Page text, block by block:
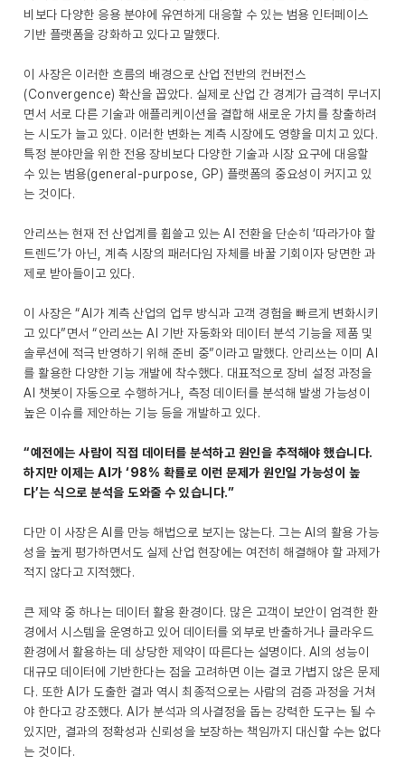
비보다 다양한 응용 분야에 유연하게 대응할 수 있는 범용 인터페이스
기반 플랫폼을 강화하고 있다고 말했다.
이 사장은 이러한 흐름의 배경으로 산업 전반의 컨버전스
(Convergence) 확산을 꼽았다. 실제로 산업 간 경계가 급격히 무너지
면서 서로 다른 기술과 애플리케이션을 결합해 새로운 가치를 창출하려
는 시도가 늘고 있다. 이러한 변화는 계측 시장에도 영향을 미치고 있다.
특정 분야만을 위한 전용 장비보다 다양한 기술과 시장 요구에 대응할
수 있는 범용(general-purpose, GP) 플랫폼의 중요성이 커지고 있
는 것이다.
안리쓰는 현재 전 산업계를 휩쓸고 있는 AI 전환을 단순히 ‘따라가야 할
트렌드’가 아닌, 계측 시장의 패러다임 자체를 바꿀 기회이자 당면한 과
제로 받아들이고 있다.
이 사장은 “AI가 계측 산업의 업무 방식과 고객 경험을 빠르게 변화시키
고 있다”면서 “안리쓰는 AI 기반 자동화와 데이터 분석 기능을 제품 및
솔루션에 적극 반영하기 위해 준비 중”이라고 말했다. 안리쓰는 이미 AI
를 활용한 다양한 기능 개발에 착수했다. 대표적으로 장비 설정 과정을
AI 챗봇이 자동으로 수행하거나, 측정 데이터를 분석해 발생 가능성이
높은 이슈를 제안하는 기능 등을 개발하고 있다.
“예전에는 사람이 직접 데이터를 분석하고 원인을 추적해야 했습니다.
하지만 이제는 AI가 ‘98% 확률로 이런 문제가 원인일 가능성이 높
다’는 식으로 분석을 도와줄 수 있습니다.”
다만 이 사장은 AI를 만능 해법으로 보지는 않는다. 그는 AI의 활용 가능
성을 높게 평가하면서도 실제 산업 현장에는 여전히 해결해야 할 과제가
적지 않다고 지적했다.
큰 제약 중 하나는 데이터 활용 환경이다. 많은 고객이 보안이 엄격한 환
경에서 시스템을 운영하고 있어 데이터를 외부로 반출하거나 클라우드
환경에서 활용하는 데 상당한 제약이 따른다는 설명이다. AI의 성능이
대규모 데이터에 기반한다는 점을 고려하면 이는 결코 가볍지 않은 문제
다. 또한 AI가 도출한 결과 역시 최종적으로는 사람의 검증 과정을 거쳐
야 한다고 강조했다. AI가 분석과 의사결정을 돕는 강력한 도구는 될 수
있지만, 결과의 정확성과 신뢰성을 보장하는 책임까지 대신할 수는 없다
는 것이다.